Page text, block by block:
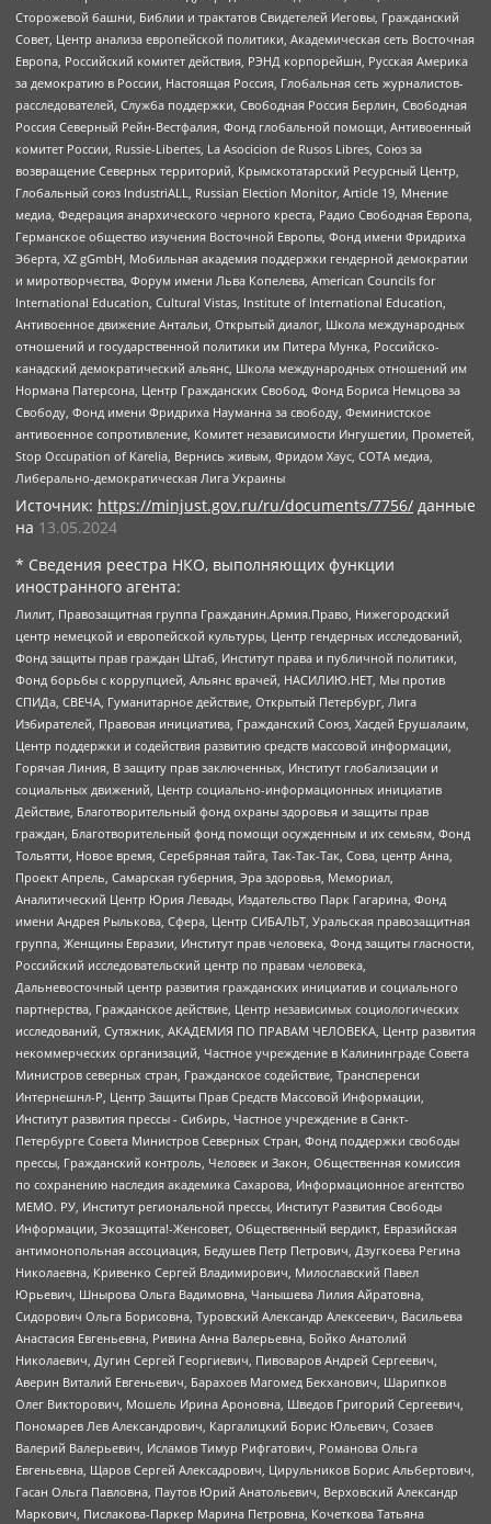
Сторожевой башни, Библии и трактатов Свидетелей Иеговы, Гражданский
Совет, Центр анализа европейской политики, Академическая сеть Восточная
Европа, Российский комитет действия, РЭНД корпорейшн, Русская Америка
за демократию в России, Настоящая Россия, Глобальная сеть журналистов-
расследователей, Служба поддержки, Свободная Россия Берлин, Свободная
Россия Северный Рейн-Вестфалия, Фонд глобальной помощи, Антивоенный
комитет России, Russie-Libertes, La Asocicion de Rusos Libres, Союз за
возвращение Северных территорий, Крымскотатарский Ресурсный Центр,
Глобальный союз IndustriALL, Russian Election Monitor, Article 19, Мнение
медиа, Федерация анархического черного креста, Радио Свободная Европа,
Германское общество изучения Восточной Европы, Фонд имени Фридриха
Эберта, XZ gGmbH, Мобильная академия поддержки гендерной демократии
и миротворчества, Форум имени Льва Копелева, American Councils for
International Education, Cultural Vistas, Institute of International Education,
Антивоенное движение Антальи, Открытый диалог, Школа международных
отношений и государственной политики им Питера Мунка, Российско-
канадский демократический альянс, Школа международных отношений им
Нормана Патерсона, Центр Гражданских Свобод, Фонд Бориса Немцова за
Свободу, Фонд имени Фридриха Науманна за свободу, Феминистское
антивоенное сопротивление, Комитет независимости Ингушетии, Прометей,
Stop Occupation of Karelia, Вернись живым, Фридом Хаус, СОТА медиа,
Либерально-демократическая Лига Украины
Источник: https://minjust.gov.ru/ru/documents/7756/ данные
на 13.05.2024
* Сведения реестра НКО, выполняющих функции
иностранного агента:
Лилит, Правозащитная группа Гражданин.Армия.Право, Нижегородский
центр немецкой и европейской культуры, Центр гендерных исследований,
Фонд защиты прав граждан Штаб, Институт права и публичной политики,
Фонд борьбы с коррупцией, Альянс врачей, НАСИЛИЮ.НЕТ, Мы против
СПИДа, СВЕЧА, Гуманитарное действие, Открытый Петербург, Лига
Избирателей, Правовая инициатива, Гражданский Союз, Хасдей Ерушалаим,
Центр поддержки и содействия развитию средств массовой информации,
Горячая Линия, В защиту прав заключенных, Институт глобализации и
социальных движений, Центр социально-информационных инициатив
Действие, Благотворительный фонд охраны здоровья и защиты прав
граждан, Благотворительный фонд помощи осужденным и их семьям, Фонд
Тольятти, Новое время, Серебряная тайга, Так-Так-Так, Сова, центр Анна,
Проект Апрель, Самарская губерния, Эра здоровья, Мемориал,
Аналитический Центр Юрия Левады, Издательство Парк Гагарина, Фонд
имени Андрея Рылькова, Сфера, Центр СИБАЛЬТ, Уральская правозащитная
группа, Женщины Евразии, Институт прав человека, Фонд защиты гласности,
Российский исследовательский центр по правам человека,
Дальневосточный центр развития гражданских инициатив и социального
партнерства, Гражданское действие, Центр независимых социологических
исследований, Сутяжник, АКАДЕМИЯ ПО ПРАВАМ ЧЕЛОВЕКА, Центр развития
некоммерческих организаций, Частное учреждение в Калининграде Совета
Министров северных стран, Гражданское содействие, Трансперенси
Интернешнл-Р, Центр Защиты Прав Средств Массовой Информации,
Институт развития прессы - Сибирь, Частное учреждение в Санкт-
Петербурге Совета Министров Северных Стран, Фонд поддержки свободы
прессы, Гражданский контроль, Человек и Закон, Общественная комиссия
по сохранению наследия академика Сахарова, Информационное агентство
МЕМО. РУ, Институт региональной прессы, Институт Развития Свободы
Информации, Экозащита!-Женсовет, Общественный вердикт, Евразийская
антимонопольная ассоциация, Бедушев Петр Петрович, Дзугкоева Регина
Николаевна, Кривенко Сергей Владимирович, Милославский Павел
Юрьевич, Шнырова Ольга Вадимовна, Чанышева Лилия Айратовна,
Сидорович Ольга Борисовна, Туровский Александр Алексеевич, Васильева
Анастасия Евгеньевна, Ривина Анна Валерьевна, Бойко Анатолий
Николаевич, Дугин Сергей Георгиевич, Пивоваров Андрей Сергеевич,
Аверин Виталий Евгеньевич, Барахоев Магомед Бекханович, Шарипков
Олег Викторович, Мошель Ирина Ароновна, Шведов Григорий Сергеевич,
Пономарев Лев Александрович, Каргалицкий Борис Юльевич, Созаев
Валерий Валерьевич, Исламов Тимур Рифгатович, Романова Ольга
Евгеньевна, Щаров Сергей Алексадрович, Цирульников Борис Альбертович,
Гасан Ольга Павловна, Паутов Юрий Анатольевич, Верховский Александр
Маркович, Пислакова-Паркер Марина Петровна, Кочеткова Татьяна